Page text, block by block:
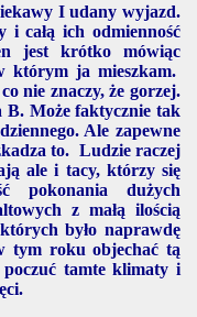
I udany wyjazd.
i całą ich odmienność
jest krótko mówiąc
którym ja mieszkam.
nie znaczy, że gorzej.
B. Może faktycznie tak
Ale zapewne
to. Ludzie raczej
ale i tacy, którzy się
pokonania dużych
z małą ilością
było naprawdę
tym roku objechać tą
poczuć tamte klimaty i